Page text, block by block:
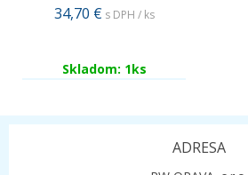
34,70 € s DPH / ks
Skladom: 1ks
ADRESA